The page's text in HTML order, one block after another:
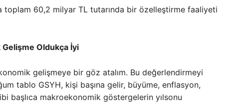
toplam 60,2 milyar TL tutarında bir özelleştirme faaliyeti
Gelişme Oldukça İyi
gelişmeye bir göz atalım. Bu değerlendirmeyi
tablo GSYH, kişi başına gelir, büyüme, enflasyon,
başlıca makroekonomik göstergelerin yılsonu